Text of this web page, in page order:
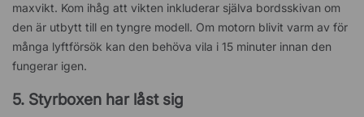
maxvikt. Kom ihåg att vikten inkluderar själva bordsskivan om
den är utbytt till en tyngre modell. Om motorn blivit varm av för
många lyftförsök kan den behöva vila i 15 minuter innan den
fungerar igen.
5. Styrboxen har låst sig